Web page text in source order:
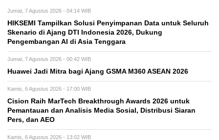
Jumat, 7 Agustus 2026 - 04:14 WIB
HIKSEMI Tampilkan Solusi Penyimpanan Data untuk Seluruh
Skenario di Ajang DTI Indonesia 2026, Dukung
Pengembangan AI di Asia Tenggara
Jumat, 7 Agustus 2026 - 00:42 WIB
Huawei Jadi Mitra bagi Ajang GSMA M360 ASEAN 2026
Kamis, 6 Agustus 2026 - 17:00 WIB
Cision Raih MarTech Breakthrough Awards 2026 untuk
Pemantauan dan Analisis Media Sosial, Distribusi Siaran
Pers, dan AEO
Kamis, 6 Agustus 2026 - 13:02 WIB